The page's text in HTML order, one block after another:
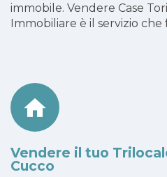
immobile. Vendere Case
Immobiliare è il servizio che
Vendere il tuo
Cucco